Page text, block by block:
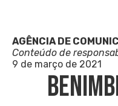
AGÊNCIA DE
Conteúdo de
9 de março de 2021